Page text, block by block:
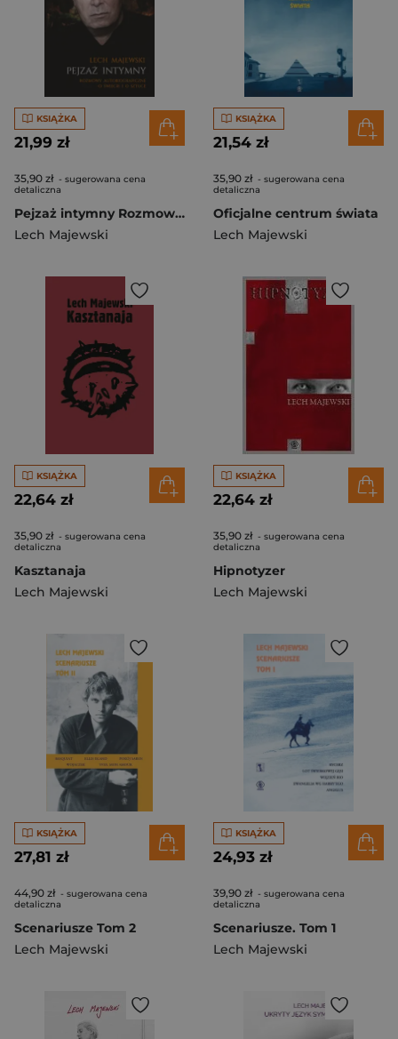
KSIĄŻKA
21,99 zł
35,90 zł - sugerowana cena
detaliczna
Pejzaż intymny Rozmowy autobiograficzne o świecie i o sztuce
Lech Majewski
KSIĄŻKA
21,54 zł
35,90 zł - sugerowana cena
detaliczna
Oficjalne centrum świata
Lech Majewski
KSIĄŻKA
22,64 zł
35,90 zł - sugerowana cena
detaliczna
Kasztanaja
Lech Majewski
KSIĄŻKA
22,64 zł
35,90 zł - sugerowana cena
detaliczna
Hipnotyzer
Lech Majewski
KSIĄŻKA
27,81 zł
44,90 zł - sugerowana cena
detaliczna
Scenariusze Tom 2
Lech Majewski
KSIĄŻKA
24,93 zł
39,90 zł - sugerowana cena
detaliczna
Scenariusze. Tom 1
Lech Majewski